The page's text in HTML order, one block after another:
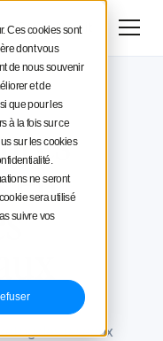
Ces cookies sont
dont vous
de nous souvenir
et de
que pour les
à la fois sur ce
sur les cookies
ne seront
sera utilisé
suivre vos
Essai gratuit
Menu
social media
aux créateurs
en
des réseaux